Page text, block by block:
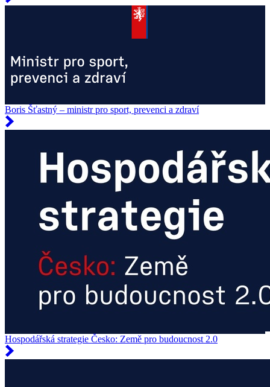
Boris Šťastný – ministr pro sport, prevenci a zdraví
Hospodářská strategie Česko: Země pro budoucnost 2.0